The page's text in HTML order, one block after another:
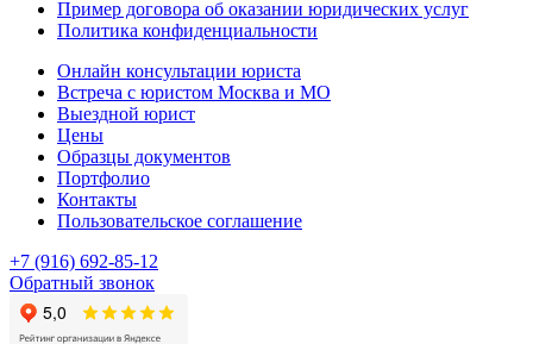
Пример договора об оказании юридических услуг
Политика конфиденциальности
Онлайн консультации юриста
Встреча с юристом Москва и МО
Выездной юрист
Цены
Образцы документов
Портфолио
Контакты
Пользовательское соглашение
+7 (916) 692-85-12
Обратный звонок